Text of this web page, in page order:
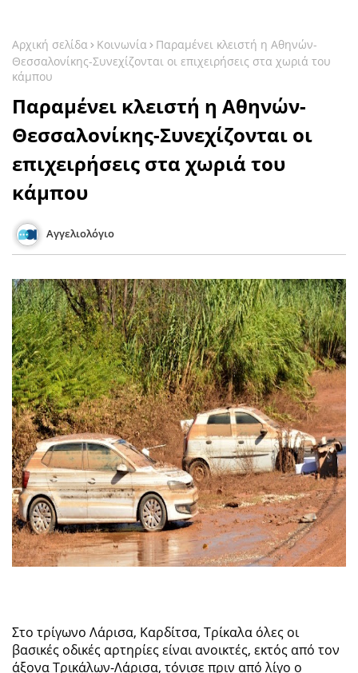
Αρχική σελίδα Κοινωνία
Παραμένει κλειστή η Αθηνών-
Θεσσαλονίκης-Συνεχίζονται οι επιχειρήσεις στα χωριά του
κάμπου
Παραμένει κλειστή η Αθηνών-
Θεσσαλονίκης-Συνεχίζονται οι
επιχειρήσεις στα χωριά του
κάμπου
Αγγελιολόγιο
Στο τρίγωνο Λάρισα, Καρδίτσα, Τρίκαλα όλες οι
βασικές οδικές αρτηρίες είναι ανοικτές, εκτός από τον
άξονα Τρικάλων-Λάρισα, τόνισε πριν από λίγο ο